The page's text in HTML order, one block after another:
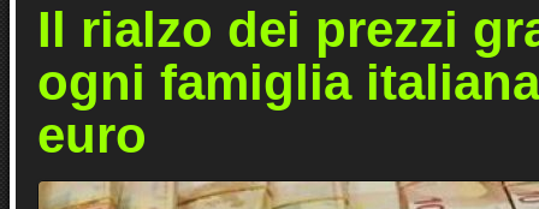
Il rialzo dei prezzi
ogni famiglia
euro